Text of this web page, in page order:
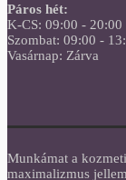
Páros hét:
K-CS: 09:00 - 20:00
Szombat: 09:00 -
Vasárnap: Zárva
Munkámat a
maximalizmus